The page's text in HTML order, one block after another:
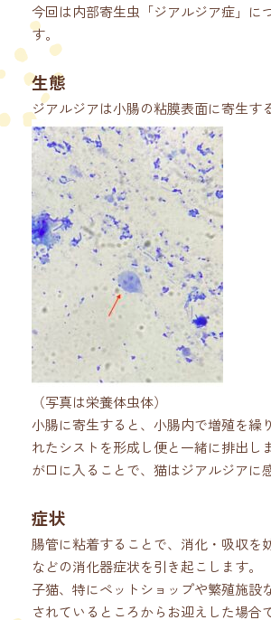
今回は内部寄生虫「ジアルジア症」に
す。
生態
ジアルジアは小腸の粘膜表面に寄生す
（写真は栄養体虫体）
小腸に寄生すると、小腸内で増殖を繰
れたシストを形成し便と一緒に排出し
が口に入ることで、猫はジアルジアに
症状
腸管に粘着することで、消化・吸収を
などの消化器症状を引き起こします。
子猫、特にペットショップや繁殖施設
されているところからお迎えした場合